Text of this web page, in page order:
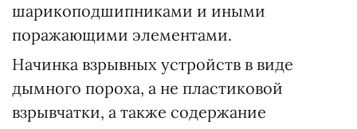
шарикоподшипниками и иными
поражающими элементами.
Начинка взрывных устройств в виде
дымного пороха, а не пластиковой
взрывчатки, а также содержание